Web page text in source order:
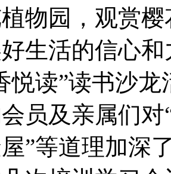
物园，观赏
生活的信心
悦读”读书沙
员及亲属们
”等道理加深